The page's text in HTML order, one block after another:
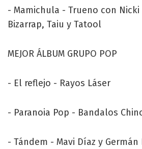
- Mamichula - Trueno con
Bizarrap, Taiu y Tatool
MEJOR ÁLBUM GRUPO POP
- El reflejo - Rayos Láser
- Paranoia Pop - Bandalos
- Tándem - Mavi Díaz y Germán